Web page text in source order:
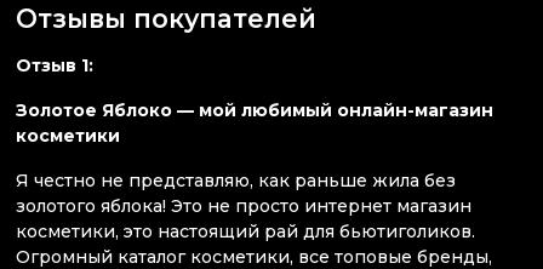
Отзывы покупателей
Отзыв 1:
Золотое Яблоко — мой любимый онлайн-магазин
косметики
Я честно не представляю, как раньше жила без
золотого яблока! Это не просто интернет магазин
косметики, это настоящий рай для бьютиголиков.
Огромный каталог косметики, все топовые бренды,